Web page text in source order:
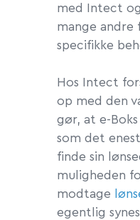
med Intect
mange andre
specifikke
Hos Intect
op med den
gør, at e-
som det
finde sin
muligheden
modtage
egentlig